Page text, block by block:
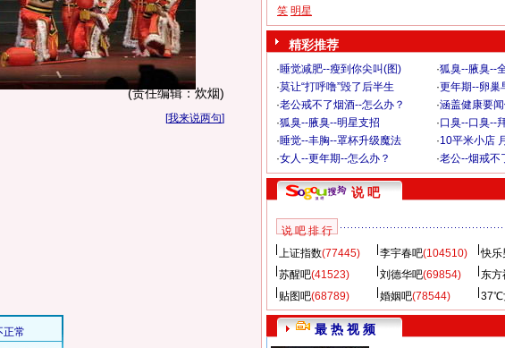
(责任编辑：炊烟)
[我来说两句]
笑 明星
精彩推荐
·睡觉减肥--瘦到你尖叫(图) ·狐臭--腋臭--
·莫让“打呼噜”毁了后半生 ·更年期--卵巢
·老公戒不了烟酒--怎么办？ ·涵盖健康要
·狐臭--腋臭--明星支招 ·口臭--口臭--
·睡觉--丰胸--罩杯升级魔法 ·10平米小店
·女人--更年期--怎么办？ ·老公--烟戒不
说 吧
说 吧 排 行
上证指数(77445) 李宇春吧(104510) 快乐
苏醒吧(41523) 刘德华吧(69854) 东方
贴图吧(68789) 婚姻吧(78544) 37℃
最 热 视 频